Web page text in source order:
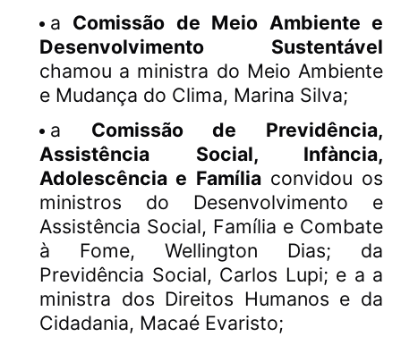
a Comissão de Meio Ambiente e
Desenvolvimento Sustentável
chamou a ministra do Meio Ambiente
e Mudança do Clima, Marina Silva;
a Comissão de Previdência,
Assistência Social, Infància,
Adolescência e Famíliaconvidou os
ministros do Desenvolvimento e
Assistência Social, Família e Combate
à Fome, Wellington Dias; da
Previdência Social, Carlos Lupi; e a a
ministra dos Direitos Humanos e da
Cidadania, Macaé Evaristo;